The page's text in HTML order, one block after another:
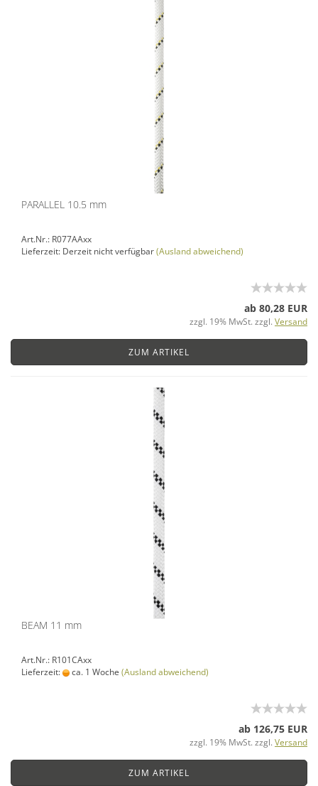
PARALLEL 10.5 mm
Art.Nr.: R077AAxx
Lieferzeit: Derzeit nicht verfügbar(Ausland abweichend)
ab 80,28 EUR
zzgl. 19% MwSt. zzgl. Versand
ZUM ARTIKEL
BEAM 11 mm
Art.Nr.: R101CAxx
Lieferzeit:
ca. 1 Woche (Ausland abweichend)
ab 126,75 EUR
zzgl. 19% MwSt. zzgl. Versand
ZUM ARTIKEL